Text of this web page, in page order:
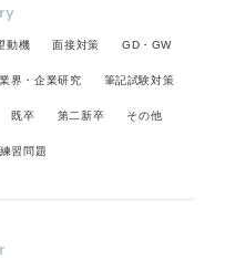
動機 面接対策 GD・GW
業界・企業研究 筆記試験対策
既卒 第二新卒 その他
習問題